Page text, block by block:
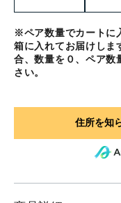
※ペア数量でカートに
箱に入れてお届けしま
合、数量を０、ペア数
さい。